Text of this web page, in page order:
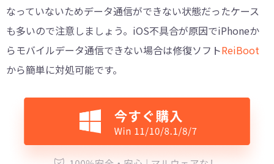
なっていないためデータ通信ができない状態だったケース
も多いので注意しましょう。iOS不具合が原因でiPhoneか
らモバイルデータ通信できない場合は修復ソフトReiBoot
から簡単に対処可能です。